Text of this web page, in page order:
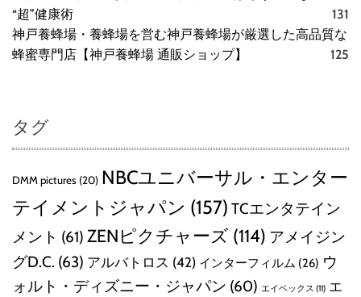
“超”健康術
131
神戸養蜂場・養蜂場を営む神戸養蜂場が厳選した高品質な
蜂蜜専門店【神戸養蜂場 通販ショップ】
125
タグ
DMM pictures (20) NBCユニバーサル・エンター
テイメントジャパン (157) TCエンタテイン
メント (61) ZENピクチャーズ (114) アメイジン
グD.C. (63) アルバトロス (42) インターフィルム (26) ウ
ォルト・ディズニー・ジャパン (60) エイベックス (11) エ